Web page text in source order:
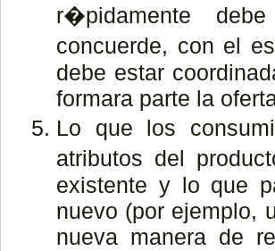
r�pidamente
concuerde, con el
debe estar
formara parte la
Lo que los
atributos del
existente y lo que
nuevo (por ejemplo,
nueva manera de